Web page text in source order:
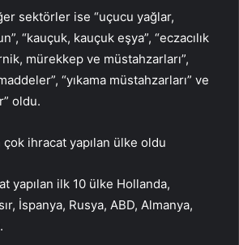
sektörler ise “uçucu yağlar,
“kauçuk, kauçuk eşya”, “eczacılık
mürekkep ve müstahzarları”,
“yıkama müstahzarları” ve
oldu.
ihracat yapılan ülke oldu
yapılan ilk 10 ülke Hollanda,
İspanya, Rusya, ABD, Almanya,